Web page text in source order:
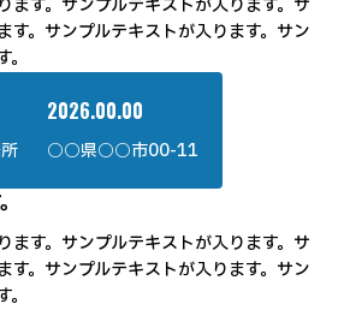
ます。サンプルテキストが入ります。サ
す。サンプルテキストが入ります。サン
2026.00.00
○○県○○市00-11
ます。サンプルテキストが入ります。サ
す。サンプルテキストが入ります。サン